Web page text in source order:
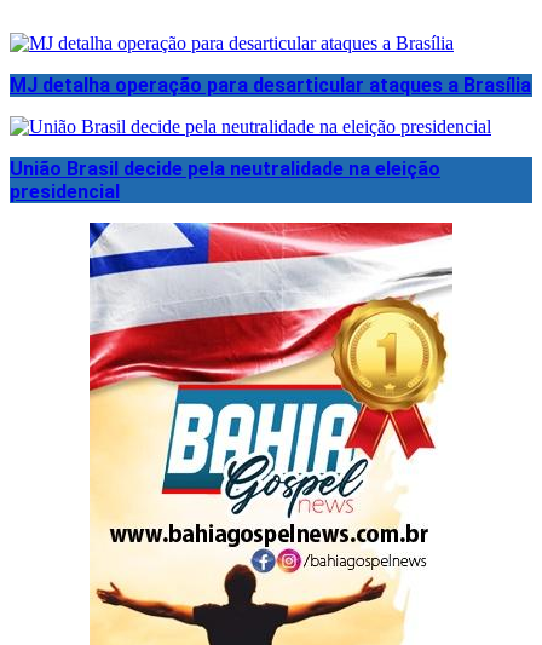
MJ detalha operação para desarticular ataques a Brasília
União Brasil decide pela neutralidade na eleição
presidencial